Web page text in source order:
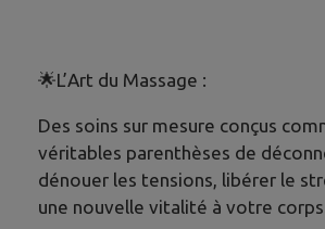
​🌟L’Art du Massage :
Des soins sur mesure conçus
véritables parenthèses de
dénouer les tensions, libérer le
une nouvelle vitalité à votre